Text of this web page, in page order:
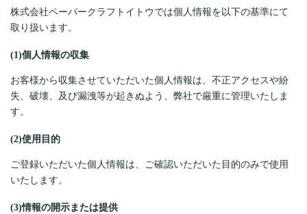
株式会社ペーパークラフトイトウでは個人情報を以下の基準にて
取り扱います。
(1)個人情報の収集
お客様から収集させていただいた個人情報は、不正アクセスや紛
失、破壊、及び漏洩等が起きぬよう、弊社で厳重に管理いたしま
す。
(2)使用目的
ご登録いただいた個人情報は、ご確認いただいた目的のみで使用
いたします。
(3)情報の開示または提供